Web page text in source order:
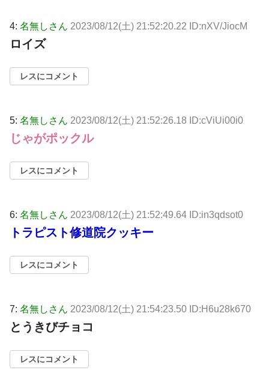
4: 名無しさん 2023/08/12(土) 21:52:20.22 ID:nXV/JiocM
ロイズ
レスにコメント
5: 名無しさん 2023/08/12(土) 21:52:26.18 ID:cViUi00i0
じゃがポックル
レスにコメント
6: 名無しさん 2023/08/12(土) 21:52:49.64 ID:in3qdsot0
トラピスト修道院クッキー
レスにコメント
7: 名無しさん 2023/08/12(土) 21:54:23.50 ID:H6u28k670
とうきびチョコ
レスにコメント